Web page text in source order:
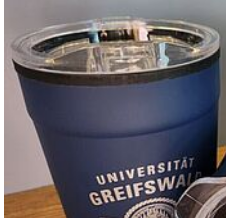
Karte
Campus Innenstadt
Soldmannstraße
Campus Innenstadt
Campus Berthold-Beitz-Platz
Campus Soldmannstraße
Campus Loefflerstraße
Universität Greifswald
Domstraße 11
17489 Greifswald